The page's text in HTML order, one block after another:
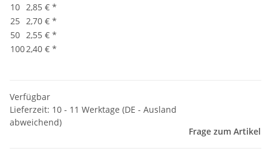
10 2,85 € *
25 2,70 € *
50 2,55 € *
1002,40 € *
Verfügbar
Lieferzeit: 10 - 11 Werktage (DE - Ausland
abweichend)
Frage zum Artikel